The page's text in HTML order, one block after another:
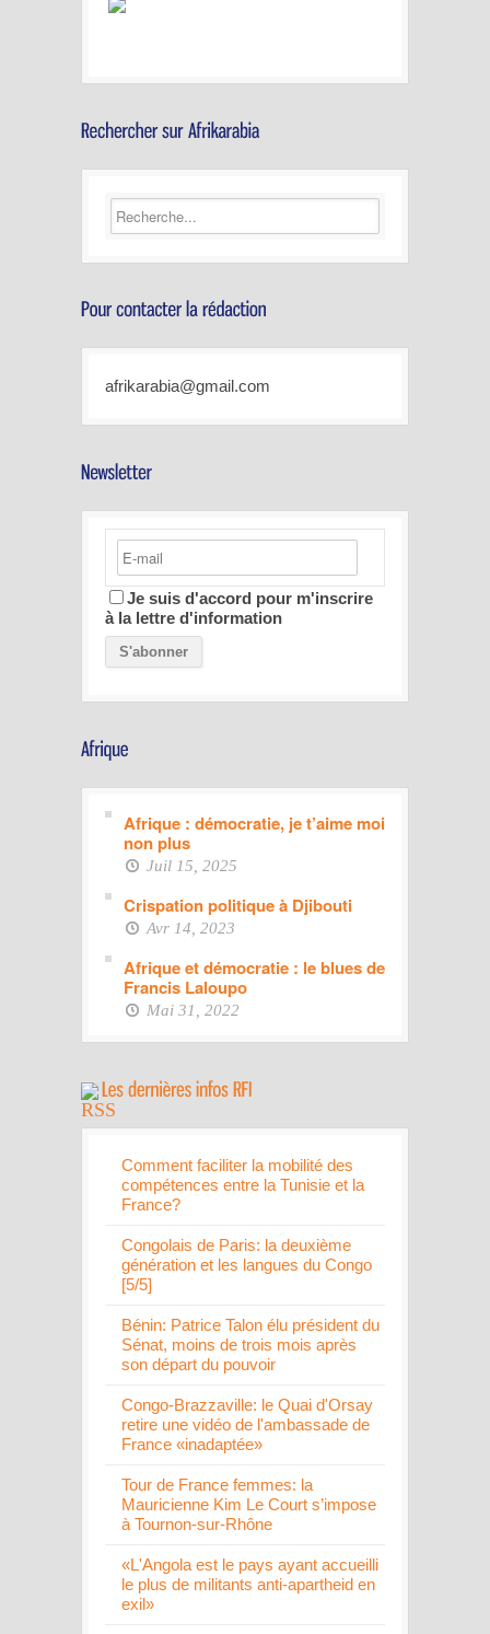
afrikarabia@gmail.com
Je suis d'accord pour m'inscrire
à la lettre d'information
Afrique : démocratie, je t’aime moi
non plus
Juil 15, 2025
Crispation politique à Djibouti
Avr 14, 2023
Afrique et démocratie : le blues de
Francis Laloupo
Mai 31, 2022
Comment faciliter la mobilité des
compétences entre la Tunisie et la
France?
Congolais de Paris: la deuxième
génération et les langues du Congo
[5/5]
Bénin: Patrice Talon élu président du
Sénat, moins de trois mois après
son départ du pouvoir
Congo-Brazzaville: le Quai d'Orsay
retire une vidéo de l'ambassade de
France «inadaptée»
Tour de France femmes: la
Mauricienne Kim Le Court s’impose
à Tournon-sur-Rhône
«L'Angola est le pays ayant accueilli
le plus de militants anti-apartheid en
exil»